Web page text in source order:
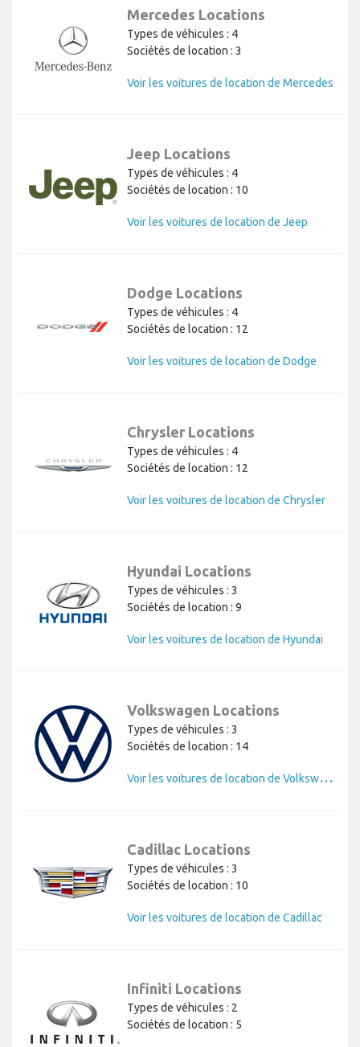
Mercedes Locations
Types de véhicules : 4
Sociétés de location : 3
Voir les voitures de location de Mercedes
Jeep Locations
Types de véhicules : 4
Sociétés de location : 10
Voir les voitures de location de Jeep
Dodge Locations
Types de véhicules : 4
Sociétés de location : 12
Voir les voitures de location de Dodge
Chrysler Locations
Types de véhicules : 4
Sociétés de location : 12
Voir les voitures de location de Chrysler
Hyundai Locations
Types de véhicules : 3
Sociétés de location : 9
Voir les voitures de location de Hyundai
Volkswagen Locations
Types de véhicules : 3
Sociétés de location : 14
V
oir les voitures de location de Volkswagen
Cadillac Locations
Types de véhicules : 3
Sociétés de location : 10
Voir les voitures de location de Cadillac
Infiniti Locations
Types de véhicules : 2
Sociétés de location : 5